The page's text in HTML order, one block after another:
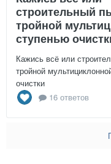
строительный
тройной
ступенью
Кажись всё или
тройной
очистки
16 ответов